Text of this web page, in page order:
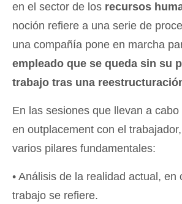
en el sector de los recursos
noción refiere a una serie de
una compañía pone en marcha
empleado que se queda sin su
trabajo tras una
En las sesiones que llevan a
en outplacement con el
varios pilares fundamentales:
• Análisis de la realidad actual, en
trabajo se refiere.